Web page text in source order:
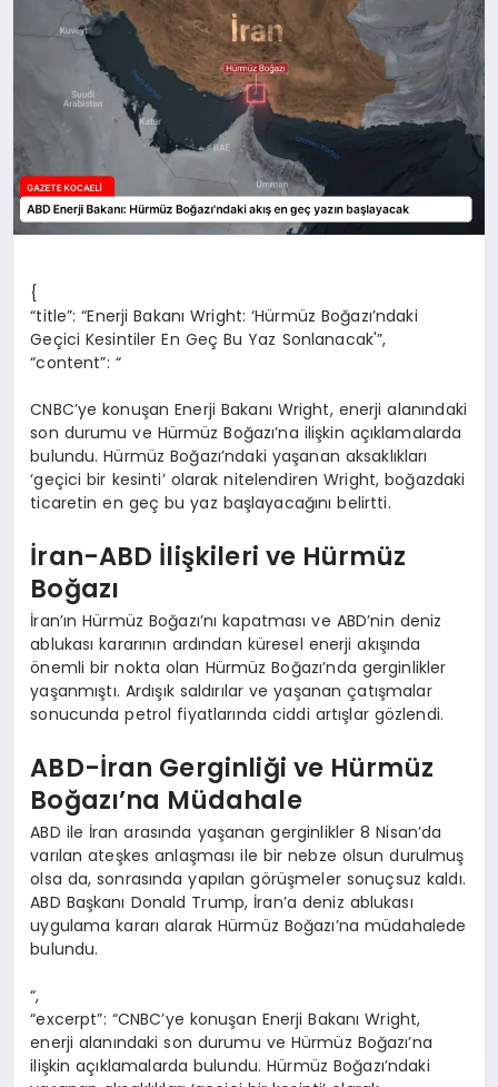
SAĞLIK
EĞITIM
{
“title”: “Enerji Bakanı Wright: ‘Hürmüz Boğazı’ndaki
Geçici Kesintiler En Geç Bu Yaz Sonlanacak'”,
“content”: “
CNBC’ye konuşan Enerji Bakanı Wright, enerji alanındaki
son durumu ve Hürmüz Boğazı’na ilişkin açıklamalarda
bulundu. Hürmüz Boğazı’ndaki yaşanan aksaklıkları
‘geçici bir kesinti’ olarak nitelendiren Wright, boğazdaki
ticaretin en geç bu yaz başlayacağını belirtti.
İran-ABD İlişkileri ve Hürmüz
Boğazı
İran’ın Hürmüz Boğazı’nı kapatması ve ABD’nin deniz
ablukası kararının ardından küresel enerji akışında
önemli bir nokta olan Hürmüz Boğazı’nda gerginlikler
yaşanmıştı. Ardışık saldırılar ve yaşanan çatışmalar
sonucunda petrol fiyatlarında ciddi artışlar gözlendi.
ABD-İran Gerginliği ve Hürmüz
Boğazı’na Müdahale
ABD ile İran arasında yaşanan gerginlikler 8 Nisan’da
varılan ateşkes anlaşması ile bir nebze olsun durulmuş
olsa da, sonrasında yapılan görüşmeler sonuçsuz kaldı.
ABD Başkanı Donald Trump, İran’a deniz ablukası
uygulama kararı alarak Hürmüz Boğazı’na müdahalede
bulundu.
“,
“excerpt”: “CNBC’ye konuşan Enerji Bakanı Wright,
enerji alanındaki son durumu ve Hürmüz Boğazı’na
ilişkin açıklamalarda bulundu. Hürmüz Boğazı’ndaki